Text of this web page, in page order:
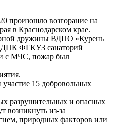
произошло возгорание на
в Краснодарском крае.
дружины ВДПО «Курень
ДПК ФГКУЗ санаторий
с МЧС, пожар был
15 добровольных
разрушительных и опасных
возникнуть из-за
природных факторов или